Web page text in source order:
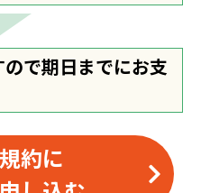
で期日までにお支
約に